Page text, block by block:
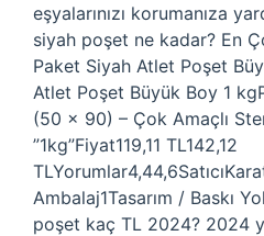
eşyalarınızı korumanıza
siyah poşet ne kadar? En
Paket Siyah Atlet Poşet
Atlet Poşet Büyük Boy 1
(50 x 90) – Çok Amaçlı
”1kg”Fiyat119,11 TL142,12
Ambalaj1Tasarım / Baskı
poşet kaç TL 2024? 2024